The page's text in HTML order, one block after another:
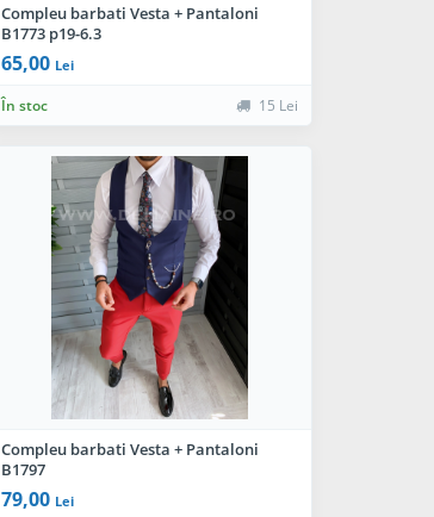
Compleu barbati Vesta + Pantaloni
B1773 p19-6.3
65,00 Lei
În stoc 15 Lei
Compleu barbati Vesta + Pantaloni
B1797
79,00 Lei